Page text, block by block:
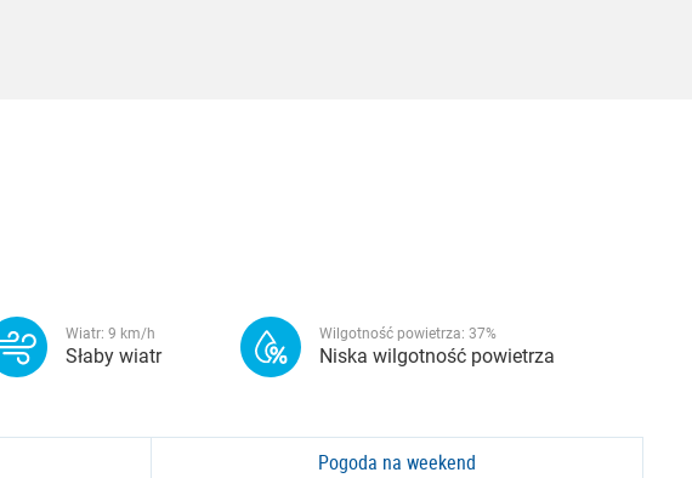
Wiatr: 9 km/h
Słaby wiatr
Wilgotność powietrza: 37%
Niska wilgotność powietrza
Pogoda na weekend